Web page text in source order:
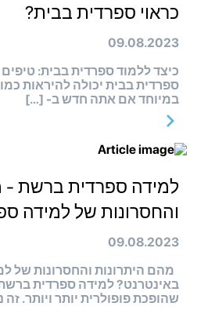
כראוי ספרדית בבית?
09.08.2023
כיצד ללמוד ספרדית בבית:
ספרדית בבית יכולה להיראות
במיוחד אם אתה חדש ב- […]
למידה ספרדית ברשת -
והחסרונות של למידה
09.08.2023
מהם היתרונות והחסרונות של
באינטרנט? למידה ספרדית
שהופכת פופולרית יותר ויותר. זה